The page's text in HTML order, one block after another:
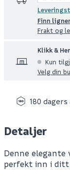
Finn
Frakt og
Klikk &
Kun
Velg din
180
Detaljer
Denne
perfekt inn i ditt